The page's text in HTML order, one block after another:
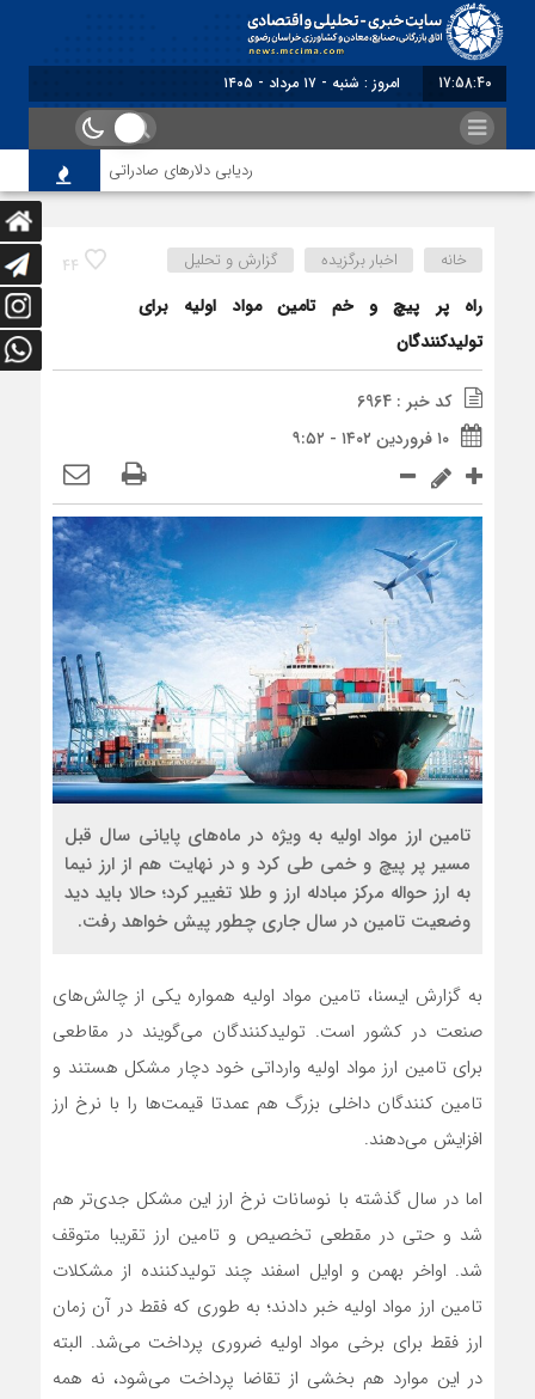
17:58:40 برابر با : Saturd
ردیابی دلارهای صادراتی از اصلاح
44 خانه اخبار برگزیده گزارش و تحلیل
راه پر پیچ و خم تامین مواد اولیه برای
تولیدکنندگان
کد خبر : 6964
۱۰ فروردین ۱۴۰۲ - ۹:۵۲
تامین ارز مواد اولیه به ویژه در ماه‌های پایانی سال قبل
مسیر پر پیچ و خمی طی کرد و در نهایت هم از ارز نیما
به ارز حواله مرکز مبادله ارز و طلا تغییر کرد؛ حالا باید دید
وضعیت تامین در سال جاری چطور پیش خواهد رفت.
به گزارش ایسنا، تامین مواد اولیه همواره یکی از چالش‌های
صنعت در کشور است. تولیدکنندگان می‌گویند در مقاطعی
برای تامین ارز مواد اولیه وارداتی خود دچار مشکل هستند و
تامین کنندگان داخلی بزرگ هم عمدتا قیمت‌ها را با نرخ ارز
افزایش می‌دهند.
اما در سال گذشته با نوسانات نرخ ارز این مشکل جدی‌تر هم
شد و حتی در مقطعی تخصیص و تامین ارز تقریبا متوقف
شد. اواخر بهمن و اوایل اسفند چند تولیدکننده از مشکلات
تامین ارز مواد اولیه خبر دادند؛ به طوری که فقط در آن زمان
ارز فقط برای برخی مواد اولیه ضروری پرداخت می‌شد. البته
در این موارد هم بخشی از تقاضا پرداخت می‌شود، نه همه